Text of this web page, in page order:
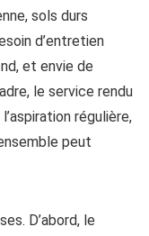
sols durs
d’entretien
et envie de
le service rendu
régulière,
peut
D’abord, le